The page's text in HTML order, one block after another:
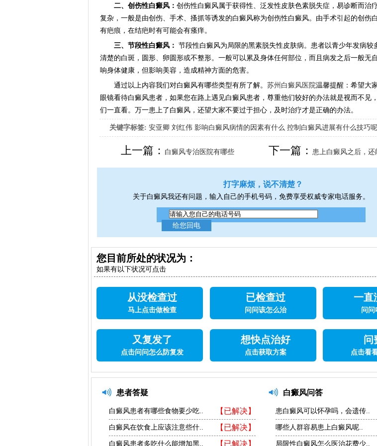
二、创伤性白癜风： 创伤性白癜风属于获得性、泛发性皮肤色素脱失症，易诊断而治
复杂，一般是由创伤、手术、搔抓等诱发的白癜风称为创伤性白癜风。由手术引起的创伤
有疤痕，在结疤时有可能会有瘙痒。
三、节段性白癜风： 节段性白癜风为局限的黑素脱失性皮肤病。患者以青少年发病较
清楚的白斑，圆形、卵圆形或不整形。一般可以累及身体任何部位，而且病发之后一般无
响身体健康，但影响美容，造成精神方面的危害。
通过以上内容我们对白癜风有哪些类型有所了解。 苏州白癜风医院温馨提醒：希望大
眼镜看待白癜风患者，如果您在路上遇见白癜风患者，尊重他们较好的办法就是视而不见
们一直看。万一患上了白癜风，还望大家不要过于担心，及时治疗才是正确的办法。
关键字标签: 安亚卿 刘红伟 影响白癜风病情的因素有什么 控制白癜风进展有什么技巧呢
女生应该如何治疗呢
上一篇： 白癜风专治医院有哪些 下一篇：患上白癜风之后，还
打字麻烦，说不清楚？
关于白癜风我还有问题，输入自己的手机号码，免费享受权威专家电话服务。
您目前所处的状况为：
如果有以下状况可点击
从没检查过
马上点击做检查
已检查过
问问该怎么治
一直
问
又复发了
点击问问怎么防复发
想快点治好
点击获取方案
问
点击看
患者答疑
【已解决】
白癜风患者有哪些食物要少吃..
【已解决】
白癜风在饮食上应该注意些什..
【已解决】
白癜风患者多吃什么能增加黑..
白癜风问答
患白癜风可以怀孕吗，会遗传..
哪些人群容易患上白癜风呢..
局限性白癜风怎么医治花费少..